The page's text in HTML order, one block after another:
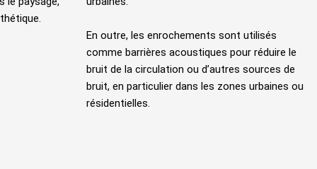
En outre, les enrochements sont utilisés
comme barrières acoustiques pour réduire le
bruit de la circulation ou d’autres sources de
bruit, en particulier dans les zones urbaines ou
résidentielles.